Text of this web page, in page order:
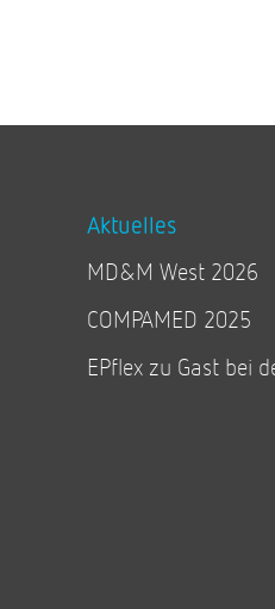
Aktuelles
MD&M West 2026
COMPAMED 2025
EPflex zu Gast bei